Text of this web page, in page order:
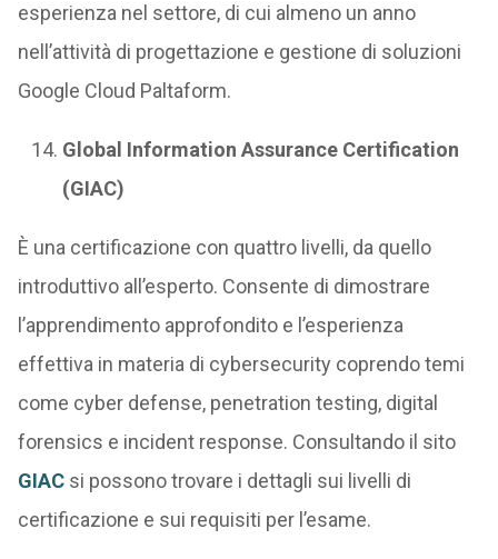
esperienza nel settore, di cui almeno un anno
nell’attività di progettazione e gestione di soluzioni
Google Cloud Paltaform.
Global Information Assurance Certification
(GIAC)
È una certificazione con quattro livelli, da quello
introduttivo all’esperto. Consente di dimostrare
l’apprendimento approfondito e l’esperienza
effettiva in materia di cybersecurity coprendo temi
come cyber defense, penetration testing, digital
forensics e incident response. Consultando il sito
GIACsi possono trovare i dettagli sui livelli di
certificazione e sui requisiti per l’esame.